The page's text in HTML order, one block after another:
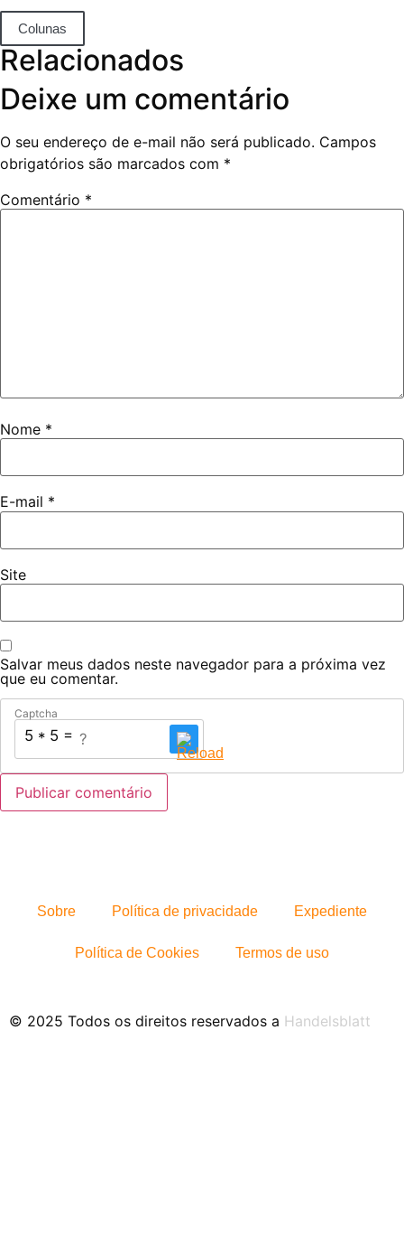
Colunas
Relacionados
Deixe um comentário
O seu endereço de e-mail não será publicado. Campos
obrigatórios são marcados com *
Comentário *
Nome *
E-mail *
Site
Salvar meus dados neste navegador para a próxima vez
que eu comentar.
Captcha
5 * 5 = ?
Sobre Política de privacidade Expediente
Política de Cookies Termos de uso
© 2025 Todos os direitos reservados a Handelsblatt